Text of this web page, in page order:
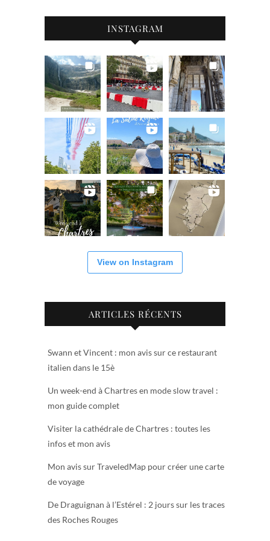
INSTAGRAM
View on Instagram
ARTICLES RÉCENTS
Swann et Vincent : mon avis sur ce restaurant
italien dans le 15è
Un week-end à Chartres en mode slow travel :
mon guide complet
Visiter la cathédrale de Chartres : toutes les
infos et mon avis
Mon avis sur TraveledMap pour créer une carte
de voyage
De Draguignan à l’Estérel : 2 jours sur les traces
des Roches Rouges